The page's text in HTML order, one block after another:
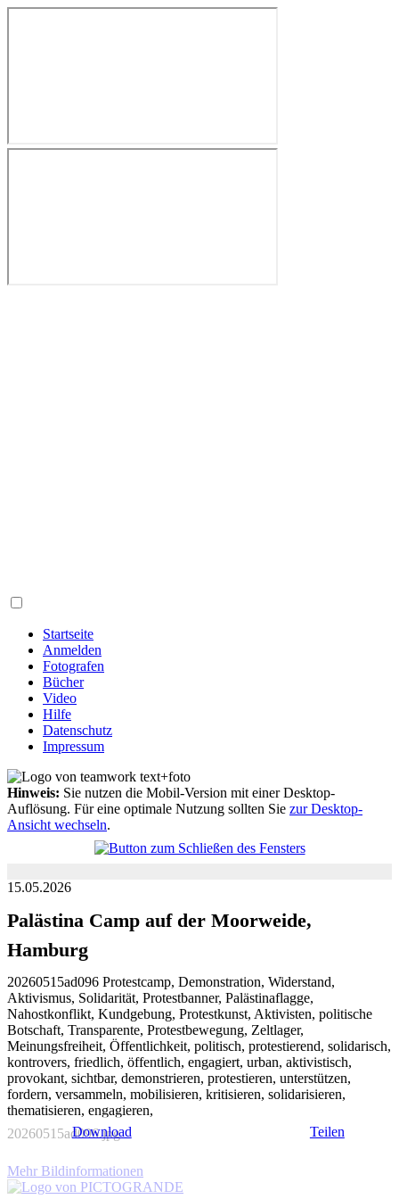
Startseite
Anmelden
Fotografen
Bücher
Video
Hilfe
Datenschutz
Impressum
Hinweis: Sie nutzen die Mobil-Version mit einer Desktop-
Auflösung. Für eine optimale Nutzung sollten Sie zur Desktop-
Ansicht wechseln.
Download Teilen
15.05.2026
Palästina Camp auf der Moorweide,
Hamburg
20260515ad096 Protestcamp, Demonstration, Widerstand,
Aktivismus, Solidarität, Protestbanner, Palästinaflagge,
Nahostkonflikt, Kundgebung, Protestkunst, Aktivisten, politische
Botschaft, Transparente, Protestbewegung, Zeltlager,
Meinungsfreiheit, Öffentlichkeit, politisch, protestierend, solidarisch,
kontrovers, friedlich, öffentlich, engagiert, urban, aktivistisch,
provokant, sichtbar, demonstrieren, protestieren, unterstützen,
fordern, versammeln, mobilisieren, kritisieren, solidarisieren,
thematisieren, engagieren,
20260515ad096.jpg
Mehr Bildinformationen